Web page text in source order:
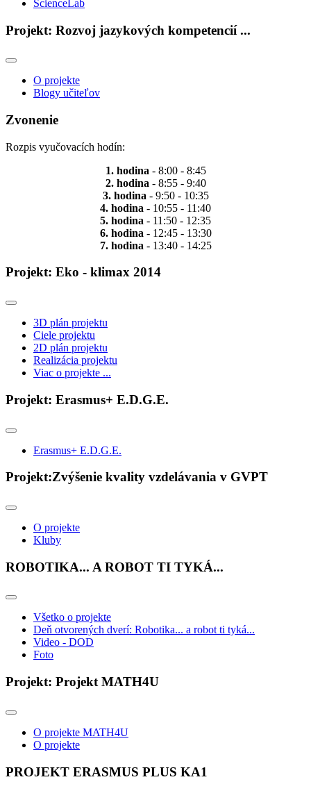
ScienceLab
Projekt: Rozvoj jazykových kompetencií ...
O projekte
Blogy učiteľov
Zvonenie
Rozpis vyučovacích hodín:
1. hodina - 8:00 - 8:45
2. hodina - 8:55 - 9:40
3. hodina - 9:50 - 10:35
4. hodina - 10:55 - 11:40
5. hodina - 11:50 - 12:35
6. hodina - 12:45 - 13:30
7. hodina - 13:40 - 14:25
Projekt: Eko - klimax 2014
3D plán projektu
Ciele projektu
2D plán projektu
Realizácia projektu
Viac o projekte ...
Projekt: Erasmus+ E.D.G.E.
Erasmus+ E.D.G.E.
Projekt:Zvýšenie kvality vzdelávania v GVPT
O projekte
Kluby
ROBOTIKA... A ROBOT TI TYKÁ...
Všetko o projekte
Deň otvorených dverí: Robotika... a robot ti tyká...
Video - DOD
Foto
Projekt: Projekt MATH4U
O projekte MATH4U
O projekte
PROJEKT ERASMUS PLUS KA1